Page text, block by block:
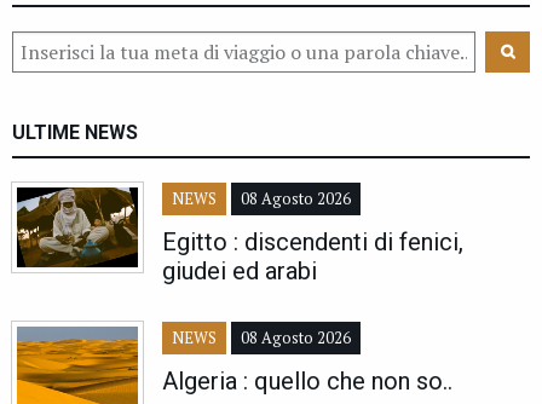
ULTIME NEWS
NEWS 08 Agosto 2026
Egitto : discendenti di fenici,
giudei ed arabi
NEWS 08 Agosto 2026
Algeria : quello che non so..